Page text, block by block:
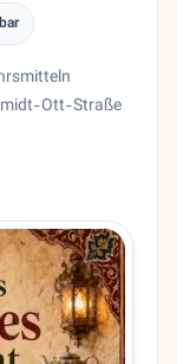
Ott-Straße
Restaurant